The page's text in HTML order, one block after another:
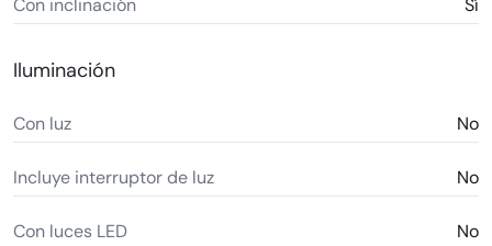
Con inclinación Sí
Iluminación
Con luz No
Incluye interruptor de luz No
Con luces LED No